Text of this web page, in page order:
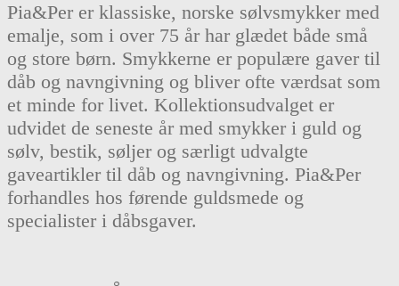
Pia&Per er klassiske, norske sølvsmykker med
emalje, som i over 75 år har glædet både små
og store børn. Smykkerne er populære gaver til
dåb og navngivning og bliver ofte værdsat som
et minde for livet. Kollektionsudvalget er
udvidet de seneste år med smykker i guld og
sølv, bestik, søljer og særligt udvalgte
gaveartikler til dåb og navngivning. Pia&Per
forhandles hos førende guldsmede og
specialister i dåbsgaver.